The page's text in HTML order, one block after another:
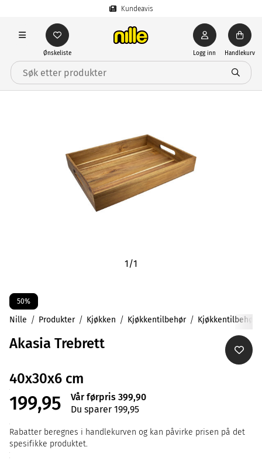
Kundeavis
Ønskeliste Logg inn Handlekurv
1/1
50%
Nille Produkter Kjøkken Kjøkkentilbehør Kjøkkentilbehør
Akasia Trebrett
40x30x6 cm
199,95
Vår førpris 399,90
Du sparer 199,95
Rabatter beregnes i handlekurven og kan påvirke prisen på det
spesifikke produktet.